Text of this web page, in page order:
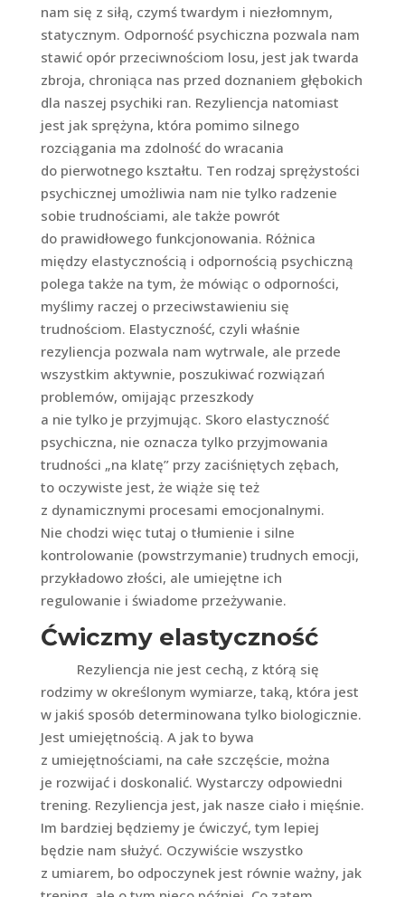
nam się z siłą, czymś twardym i niezłomnym,
statycznym. Odporność psychiczna pozwala nam
stawić opór przeciwnościom losu, jest jak twarda
zbroja, chroniąca nas przed doznaniem głębokich
dla naszej psychiki ran. Rezyliencja natomiast
jest jak sprężyna, która pomimo silnego
rozciągania ma zdolność do wracania
do pierwotnego kształtu. Ten rodzaj sprężystości
psychicznej umożliwia nam nie tylko radzenie
sobie trudnościami, ale także powrót
do prawidłowego funkcjonowania. Różnica
między elastycznością i odpornością psychiczną
polega także na tym, że mówiąc o odporności,
myślimy raczej o przeciwstawieniu się
trudnościom. Elastyczność, czyli właśnie
rezyliencja pozwala nam wytrwale, ale przede
wszystkim aktywnie, poszukiwać rozwiązań
problemów, omijając przeszkody
a nie tylko je przyjmując. Skoro elastyczność
psychiczna, nie oznacza tylko przyjmowania
trudności „na klatę” przy zaciśniętych zębach,
to oczywiste jest, że wiąże się też
z dynamicznymi procesami emocjonalnymi.
Nie chodzi więc tutaj o tłumienie i silne
kontrolowanie (powstrzymanie) trudnych emocji,
przykładowo złości, ale umiejętne ich
regulowanie i świadome przeżywanie.
Ćwiczmy elastyczność
Rezyliencja nie jest cechą, z którą się
rodzimy w określonym wymiarze, taką, która jest
w jakiś sposób determinowana tylko biologicznie.
Jest umiejętnością. A jak to bywa
z umiejętnościami, na całe szczęście, można
je rozwijać i doskonalić. Wystarczy odpowiedni
trening. Rezyliencja jest, jak nasze ciało i mięśnie.
Im bardziej będziemy je ćwiczyć, tym lepiej
będzie nam służyć. Oczywiście wszystko
z umiarem, bo odpoczynek jest równie ważny, jak